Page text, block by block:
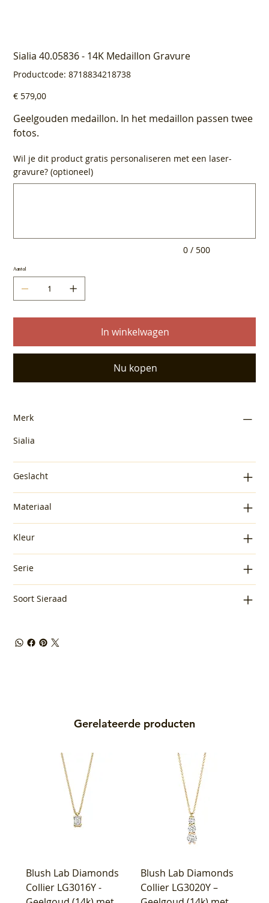
Sialia 40.05836 - 14K Medaillon Gravure
Productcode: Productcode
8718834218738
8718834218738
Prijs
€ 579,00
Geelgouden medaillon. In het medaillon passen twee
fotos.
Wil je dit product gratis personaliseren met een laser-
gravure? (optioneel)
0 / 500
Aantal
In winkelwagen
Nu kopen
Merk
Sialia
Geslacht
Materiaal
Kleur
Serie
Soort Sieraad
Gerelateerde producten
Blush Lab Diamonds
Collier LG3016Y -
Blush Lab Diamonds
Collier LG3020Y –